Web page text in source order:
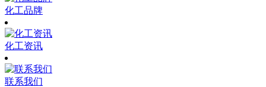
化工品牌
化工资讯
联系我们